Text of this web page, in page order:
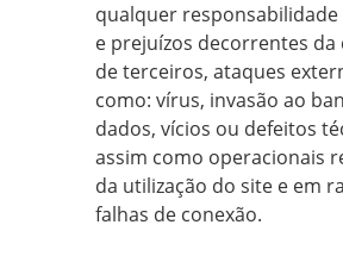
qualquer
e prejuízos decorrentes da
de terceiros, ataques
como: vírus, invasão ao
dados, vícios ou defeitos
assim como operacionais
da utilização do site e em
falhas de conexão.